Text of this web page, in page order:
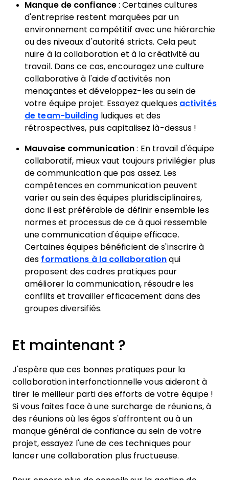
Manque de confiance: Certaines cultures
d'entreprise restent marquées par un
environnement compétitif avec une hiérarchie
ou des niveaux d'autorité stricts. Cela peut
nuire à la collaboration et à la créativité au
travail. Dans ce cas, encouragez une culture
collaborative à l'aide d'activités non
menaçantes et développez-les au sein de
votre équipe projet. Essayez quelques activités
de team-building ludiques et des
rétrospectives, puis capitalisez là-dessus !
Mauvaise communication : En travail d'équipe
collaboratif, mieux vaut toujours privilégier plus
de communication que pas assez. Les
compétences en communication peuvent
varier au sein des équipes pluridisciplinaires,
donc il est préférable de définir ensemble les
normes et processus de ce à quoi ressemble
une communication d'équipe efficace.
Certaines équipes bénéficient de s'inscrire à
des formations à la collaboration qui
proposent des cadres pratiques pour
améliorer la communication, résoudre les
conflits et travailler efficacement dans des
groupes diversifiés.
Et maintenant ?
J'espère que ces bonnes pratiques pour la
collaboration interfonctionnelle vous aideront à
tirer le meilleur parti des efforts de votre équipe !
Si vous faites face à une surcharge de réunions, à
des réunions où les égos s'affrontent ou à un
manque général de confiance au sein de votre
projet, essayez l'une de ces techniques pour
lancer une collaboration plus fructueuse.